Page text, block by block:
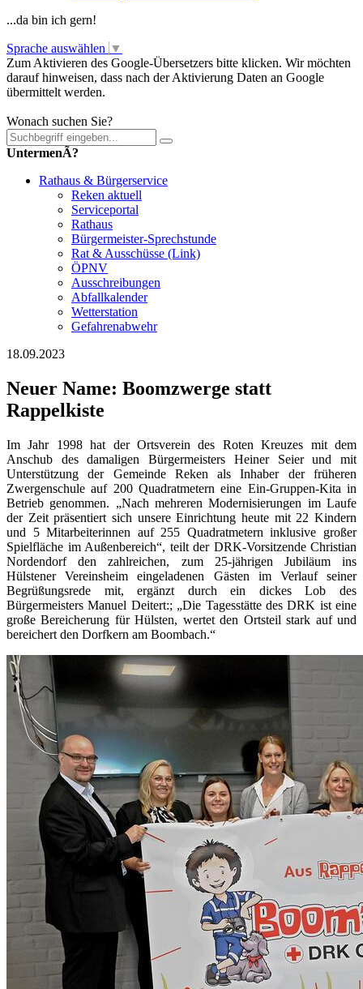
...da bin ich gern!
Sprache auswählen ▼
Zum Aktivieren des Google-Übersetzers bitte klicken. Wir möchten
darauf hinweisen, dass nach der Aktivierung Daten an Google
übermittelt werden.
Wonach suchen Sie?
UntermenÃ?
Rathaus & Bürgerservice
Reken aktuell
Serviceportal
Rathaus
Bürgermeister-Sprechstunde
Rat & Ausschüsse (Link)
ÖPNV
Ausschreibungen
Abfallkalender
Wetterstation
Gefahrenabwehr
18.09.2023
Neuer Name: Boomzwerge statt
Rappelkiste
Im Jahr 1998 hat der Ortsverein des Roten Kreuzes mit dem
Anschub des damaligen Bürgermeisters Heiner Seier und mit
Unterstützung der Gemeinde Reken als Inhaber der früheren
Zwergenschule auf 200 Quadratmetern eine Ein-Gruppen-Kita in
Betrieb genommen. „Nach mehreren Modernisierungen im Laufe
der Zeit präsentiert sich unsere Einrichtung heute mit 22 Kindern
und 5 Mitarbeiterinnen auf 255 Quadratmetern inklusive großer
Spielfläche im Außenbereich“, teilt der DRK-Vorsitzende Christian
Nordendorf den zahlreichen, zum 25-jährigen Jubiläum ins
Hülstener Vereinsheim eingeladenen Gästen im Verlauf seiner
Begrüßungsrede mit, ergänzt durch ein dickes Lob des
Bürgermeisters Manuel Deitert:; „Die Tagesstätte des DRK ist eine
große Bereicherung für Hülsten, wertet den Ortsteil stark auf und
bereichert den Dorfkern am Boombach.“